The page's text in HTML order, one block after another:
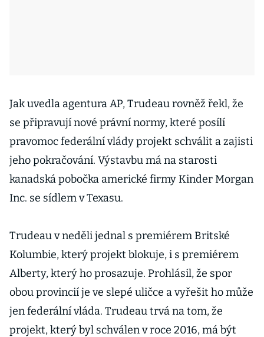
Jak uvedla agentura AP, Trudeau rovněž řekl, že
se připravují nové právní normy, které posílí
pravomoc federální vlády projekt schválit a zajisti
jeho pokračování. Výstavbu má na starosti
kanadská pobočka americké firmy Kinder Morgan
Inc. se sídlem v Texasu.
Trudeau v neděli jednal s premiérem Britské
Kolumbie, který projekt blokuje, i s premiérem
Alberty, který ho prosazuje. Prohlásil, že spor
obou provincií je ve slepé uličce a vyřešit ho může
jen federální vláda. Trudeau trvá na tom, že
projekt, který byl schválen v roce 2016, má být